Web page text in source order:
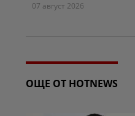
07 август 2026
ОЩЕ ОТ HOTNEWS